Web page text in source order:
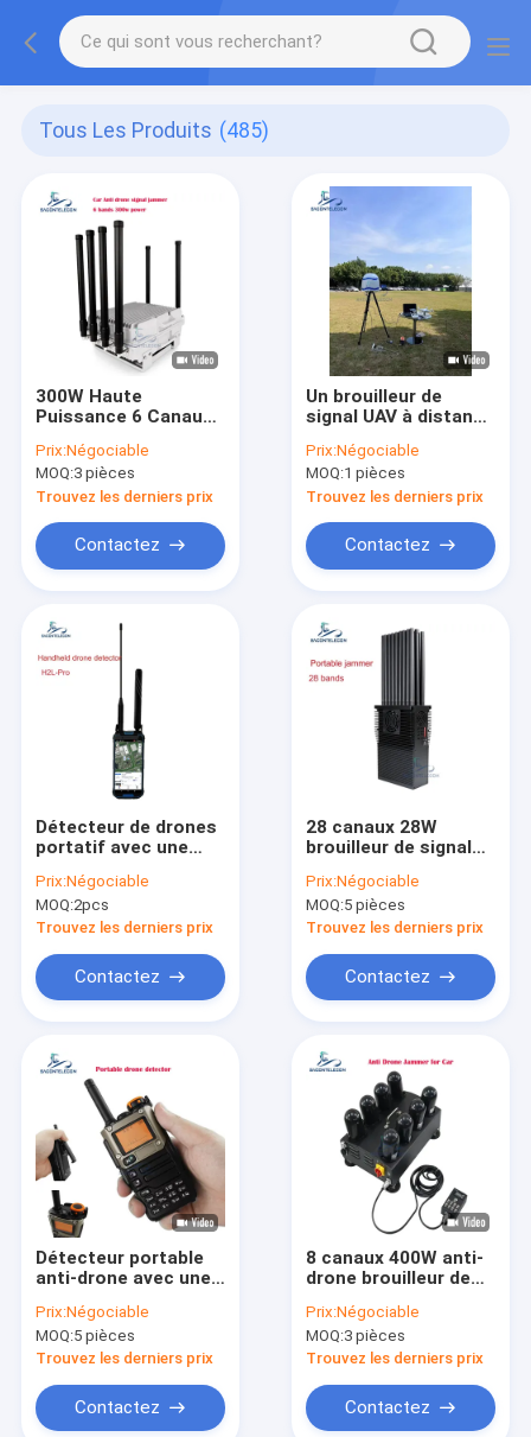
Tous Les Produits (485)
300W Haute
Puissance 6 Canaux
Monté sur Véhicule
pour Utilisation en
Voiture
Prix:Négociable
MOQ:3 pièces
Trouvez les derniers prix
Contactez
Un brouilleur de
signal UAV à distance
détection à bande
complète pour le
système de
compteur de drones
Prix:Négociable
MOQ:1 pièces
Trouvez les derniers prix
Contactez
Détecteur de drones
portatif avec une
de 100 à 6000 MHz et
une distance de
détection de 3 km
FPV
Prix:Négociable
MOQ:2pcs
Trouvez les derniers prix
Contactez
28 canaux 28W
brouilleur de signal
antennes pour le
blocage du signal
sans fil
Prix:Négociable
MOQ:5 pièces
Trouvez les derniers prix
Contactez
Détecteur portable
anti-drone avec une
GHz et une distance
de détection de 800
m
Prix:Négociable
MOQ:5 pièces
Trouvez les derniers prix
Contactez
8 canaux 400W anti-
drone brouilleur de
5.8G 5.2G FPV pour
voiture
Prix:Négociable
MOQ:3 pièces
Trouvez les derniers prix
Contactez